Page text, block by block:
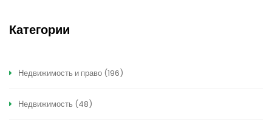
Категории
Недвижимость и право (196)
Недвижимость (48)